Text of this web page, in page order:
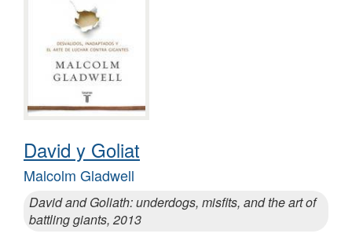
David y Goliat
Malcolm Gladwell
David and Goliath: underdogs, misfits, and the art of
battling giants, 2013